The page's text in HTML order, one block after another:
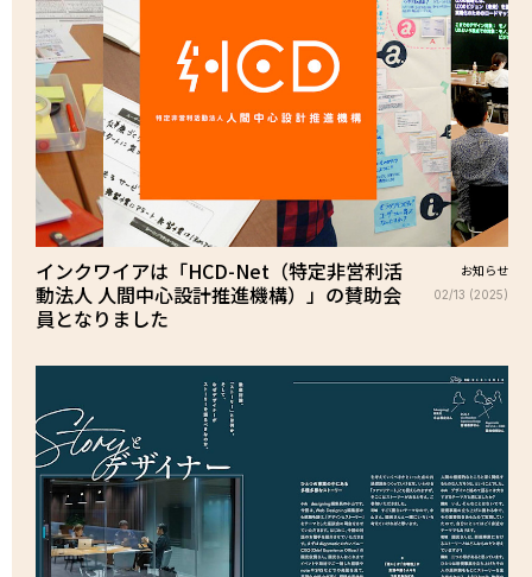
インクワイアは「HCD-Net（特定非営利活
動法人 人間中心設計推進機構）」の賛助会
員となりました
お知らせ
02/13 (2025)